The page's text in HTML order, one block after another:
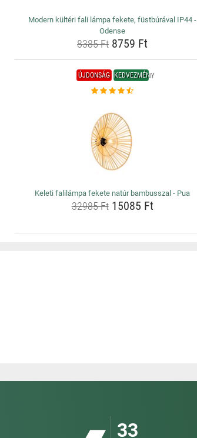
Modern kültéri fali lámpa fekete, füstbúrával IP44 -
Odense
8385 Ft 8759 Ft
ÚJDONSÁG KEDVEZMÉNY
Keleti falilámpa fekete natúr bambusszal - Pua
32985 Ft15085 Ft
33